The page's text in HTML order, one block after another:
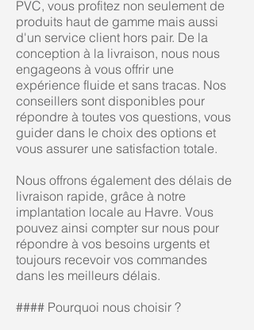
PVC, vous profitez non seulement de
produits haut de gamme mais aussi
d'un service client hors pair. De la
conception à la livraison, nous nous
engageons à vous offrir une
expérience fluide et sans tracas. Nos
conseillers sont disponibles pour
répondre à toutes vos questions, vous
guider dans le choix des options et
vous assurer une satisfaction totale.
Nous offrons également des délais de
livraison rapide, grâce à notre
implantation locale au Havre. Vous
pouvez ainsi compter sur nous pour
répondre à vos besoins urgents et
toujours recevoir vos commandes
dans les meilleurs délais.
#### Pourquoi nous choisir ?